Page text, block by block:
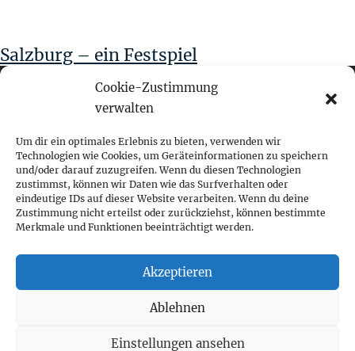
Cookie-Zustimmung
verwalten
Um dir ein optimales Erlebnis zu bieten, verwenden wir
Technologien wie Cookies, um Geräteinformationen zu speichern
und/oder darauf zuzugreifen. Wenn du diesen Technologien
zustimmst, können wir Daten wie das Surfverhalten oder
eindeutige IDs auf dieser Website verarbeiten. Wenn du deine
Zustimmung nicht erteilst oder zurückziehst, können bestimmte
Merkmale und Funktionen beeinträchtigt werden.
Akzeptieren
Ablehnen
Einstellungen ansehen
Salzburg – ein Festspiel
fokus visuelle kommunikation
Franz-Ofner-Straße 20
A - 5020 Salzburg
+ 43 662 452 083
fokus@fokus-design.com
Impressum